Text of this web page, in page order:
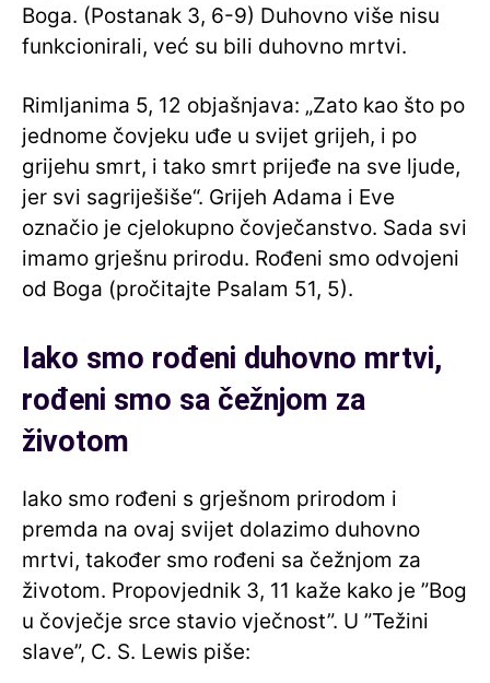
Boga. (Postanak 3, 6-9) Duhovno više nisu
funkcionirali, već su bili duhovno mrtvi.
Rimljanima 5, 12 objašnjava: „Zato kao što po
jednome čovjeku uđe u svijet grijeh, i po
grijehu smrt, i tako smrt prijeđe na sve ljude,
jer svi sagriješiše“. Grijeh Adama i Eve
označio je cjelokupno čovječanstvo. Sada svi
imamo grješnu prirodu. Rođeni smo odvojeni
od Boga (pročitajte Psalam 51, 5).
Iako smo rođeni duhovno mrtvi,
rođeni smo sa čežnjom za
životom
Iako smo rođeni s grješnom prirodom i
premda na ovaj svijet dolazimo duhovno
mrtvi, također smo rođeni sa čežnjom za
životom. Propovjednik 3, 11 kaže kako je ”Bog
u čovječje srce stavio vječnost”. U ”Težini
slave”, C. S. Lewis piše: